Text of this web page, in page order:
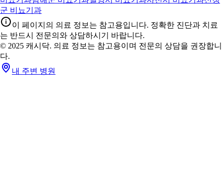
군 비뇨기과
이 페이지의 의료 정보는 참고용입니다. 정확한 진단과 치료
는 반드시 전문의와 상담하시기 바랍니다.
© 2025 캐시닥. 의료 정보는 참고용이며 전문의 상담을 권장합니
다.
내 주변 병원